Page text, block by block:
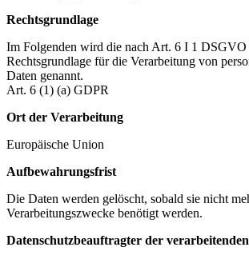
Rechtsgrundlage
Im Folgenden wird die nach Art. 6 I 1 DSGVO
Rechtsgrundlage für die Verarbeitung von
Daten genannt.
Art. 6 (1) (a) GDPR
Ort der Verarbeitung
Europäische Union
Aufbewahrungsfrist
Die Daten werden gelöscht, sobald sie nicht
Verarbeitungszwecke benötigt werden.
Datenschutzbeauftragter der